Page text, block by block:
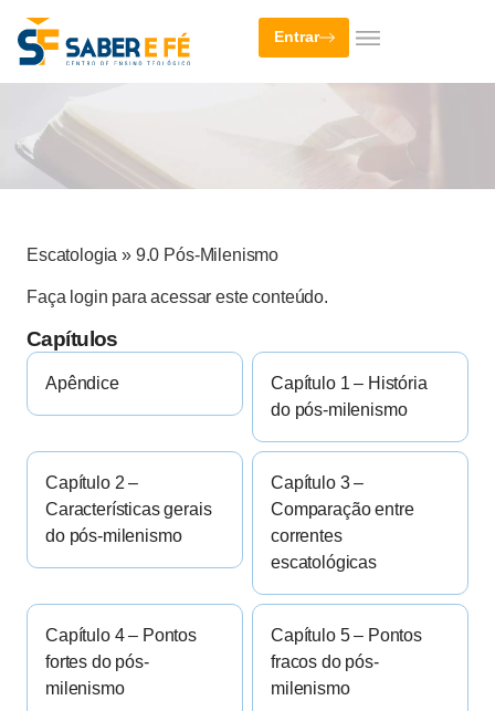
Entrar
Escatologia » 9.0 Pós-Milenismo
Faça login para acessar este conteúdo.
Capítulos
Apêndice
Capítulo 1 – História
do pós-milenismo
Capítulo 2 –
Características gerais
do pós-milenismo
Capítulo 3 –
Comparação entre
correntes
escatológicas
Capítulo 4 – Pontos
fortes do pós-
milenismo
Capítulo 5 – Pontos
fracos do pós-
milenismo